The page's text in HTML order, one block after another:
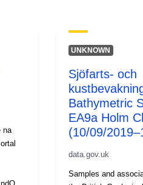
na
UNKNOWN
Sjöfarts- och
Bathymetric
EA9a Holm
(10/09/
data.gov.uk
Samples and